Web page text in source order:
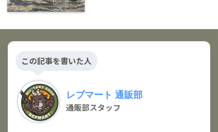
この記事を書いた人
レプマート 通販部
通販部スタッフ